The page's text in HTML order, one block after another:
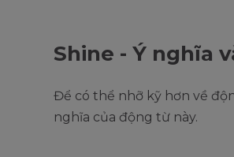
Shine - Ý nghĩa
Để có thể nhỡ kỹ hơn về
nghĩa của động từ này.